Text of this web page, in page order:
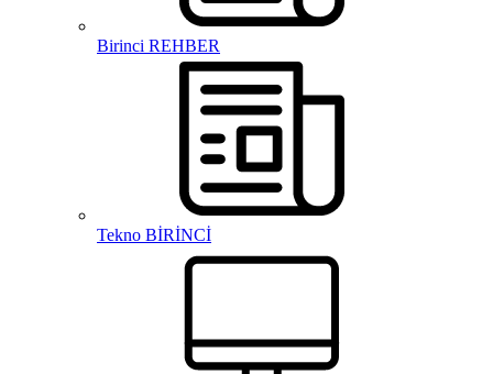
Birinci REHBER
Tekno BİRİNCİ